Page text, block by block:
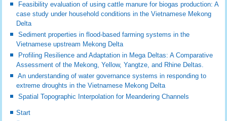
Feasibility evaluation of using cattle manure for biogas production: A
case study under household conditions in the Vietnamese Mekong
Delta
Sediment properties in flood-based farming systems in the
Vietnamese upstream Mekong Delta
Profiling Resilience and Adaptation in Mega Deltas: A Comparative
Assessment of the Mekong, Yellow, Yangtze, and Rhine Deltas.
An understanding of water governance systems in responding to
extreme droughts in the Vietnamese Mekong Delta
Spatial Topographic Interpolation for Meandering Channels
Start